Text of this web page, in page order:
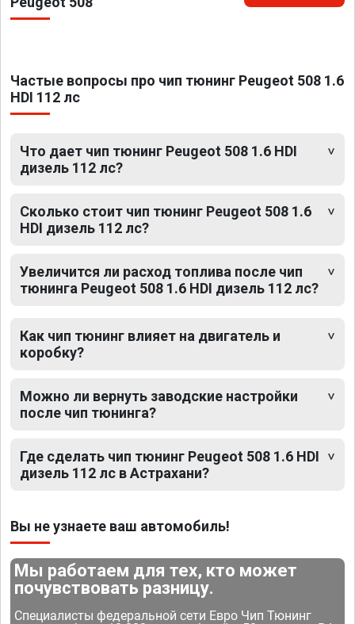
Частые вопросы про чип тюнинг Peugeot 508 1.6
HDI 112 лс
Что дает чип тюнинг Peugeot 508 1.6 HDI
дизель 112 лс?
Сколько стоит чип тюнинг Peugeot 508 1.6
HDI дизель 112 лс?
Увеличится ли расход топлива после чип
тюнинга Peugeot 508 1.6 HDI дизель 112 лс?
Как чип тюнинг влияет на двигатель и
коробку?
Можно ли вернуть заводские настройки
после чип тюнинга?
Где сделать чип тюнинг Peugeot 508 1.6 HDI
дизель 112 лс в Астрахани?
Вы не узнаете ваш автомобиль!
Мы работаем для тех, кто может
почувствовать разницу.
Специалисты федеральной сети Евро Чип Тюнинг